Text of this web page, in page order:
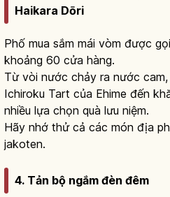
Haikara Dōri
Phố mua sắm mái vòm được
khoảng 60 cửa hàng.
Từ vòi nước chảy ra nước
Ichiroku Tart của Ehime đến
nhiều lựa chọn quà lưu niệm.
Hãy nhớ thử cả các món địa
jakoten.
4. Tản bộ ngắm đèn đêm